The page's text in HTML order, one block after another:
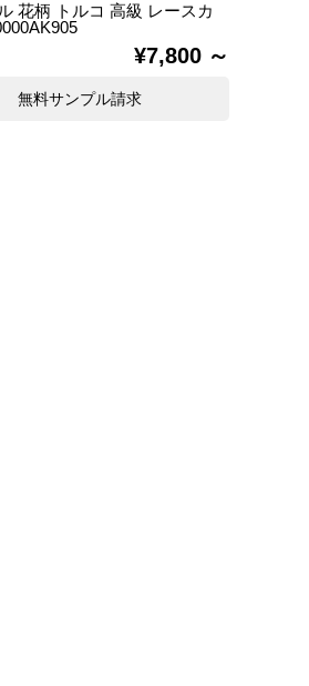
花柄 トルコ 高級 レースカ
¥7,800
無料サンプル請求